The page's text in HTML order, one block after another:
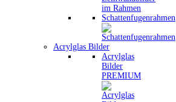
Schattenfugenrahmen
Acrylglas Bilder
Acrylglas
Bilder
PREMIUM